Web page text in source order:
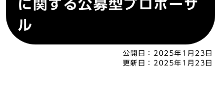
に関する公募型プロポーザ
ル
公開日： 2025年1月23日
更新日： 2025年1月23日